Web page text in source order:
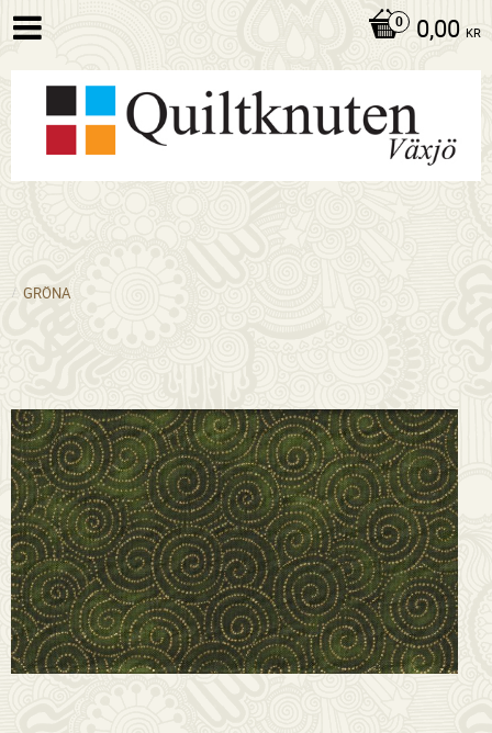
0,00 KR
GRÖNA